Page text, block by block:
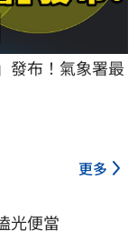
發布！氣象署最
更多
光便當